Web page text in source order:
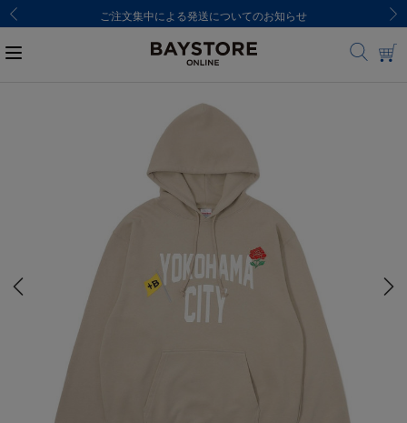
ご注文集中による発送についてのお知らせ